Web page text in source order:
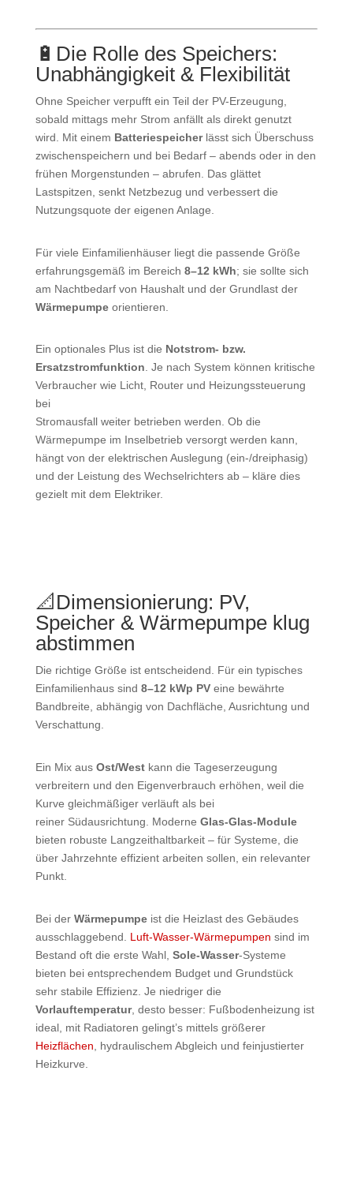
🔋 Die Rolle des Speichers:
Unabhängigkeit & Flexibilität
Ohne Speicher verpufft ein Teil der PV-Erzeugung,
sobald mittags mehr Strom anfällt als direkt genutzt
wird. Mit einem Batteriespeicherlässt sich Überschuss
zwischenspeichern und bei Bedarf – abends oder in den
frühen Morgenstunden – abrufen. Das glättet
Lastspitzen, senkt Netzbezug und verbessert die
Nutzungsquote der eigenen Anlage.
Für viele Einfamilienhäuser liegt die passende Größe
erfahrungsgemäß im Bereich 8–12 kWh; sie sollte sich
am Nachtbedarf von Haushalt und der Grundlast der
Wärmepumpeorientieren.
Ein optionales Plus ist die Notstrom- bzw.
Ersatzstromfunktion. Je nach System können kritische
Verbraucher wie Licht, Router und Heizungssteuerung
bei
Stromausfall weiter betrieben werden. Ob die
Wärmepumpe im Inselbetrieb versorgt werden kann,
hängt von der elektrischen Auslegung (ein-/dreiphasig)
und der Leistung des Wechselrichters ab – kläre dies
gezielt mit dem Elektriker.
📐 Dimensionierung: PV,
Speicher & Wärmepumpe klug
abstimmen
Die richtige Größe ist entscheidend. Für ein typisches
Einfamilienhaus sind 8–12 kWp PVeine bewährte
Bandbreite, abhängig von Dachfläche, Ausrichtung und
Verschattung.
Ein Mix aus Ost/Westkann die Tageserzeugung
verbreitern und den Eigenverbrauch erhöhen, weil die
Kurve gleichmäßiger verläuft als bei
reiner Südausrichtung. Moderne Glas-Glas-Module
bieten robuste Langzeithaltbarkeit – für Systeme, die
über Jahrzehnte effizient arbeiten sollen, ein relevanter
Punkt.
Bei der Wärmepumpeist die Heizlast des Gebäudes
ausschlaggebend. Luft-Wasser-Wärmepumpen sind im
Bestand oft die erste Wahl, Sole-Wasser-Systeme
bieten bei entsprechendem Budget und Grundstück
sehr stabile Effizienz. Je niedriger die
Vorlauftemperatur, desto besser: Fußbodenheizung ist
ideal, mit Radiatoren gelingt’s mittels größerer
Heizflächen , hydraulischem Abgleich und feinjustierter
Heizkurve.